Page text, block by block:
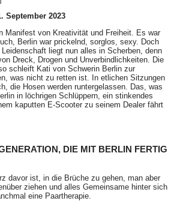
September 2023
Manifest von Kreativität und Freiheit. Es war
Berlin war prickelnd, sorglos, sexy. Doch
liegt nun alles in Scherben, denn
Dreck, Drogen und Unverbindlichkeiten. Die
schleift Kati von Schwerin Berlin zur
was nicht zu retten ist. In etlichen Sitzungen
die Hosen werden runtergelassen. Das, was
in löchrigen Schlüppern, ein stinkendes
kaputten E-Scooter zu seinem Dealer fährt
DIE MIT BERLIN FERTIG
davor ist, in die Brüche zu gehen, man aber
ziehen und alles Gemeinsame hinter sich
eine Paartherapie.